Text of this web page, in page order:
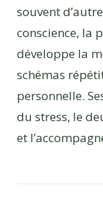
souvent
conscience, la
développe la
schémas
personnelle.
du stress, le
et